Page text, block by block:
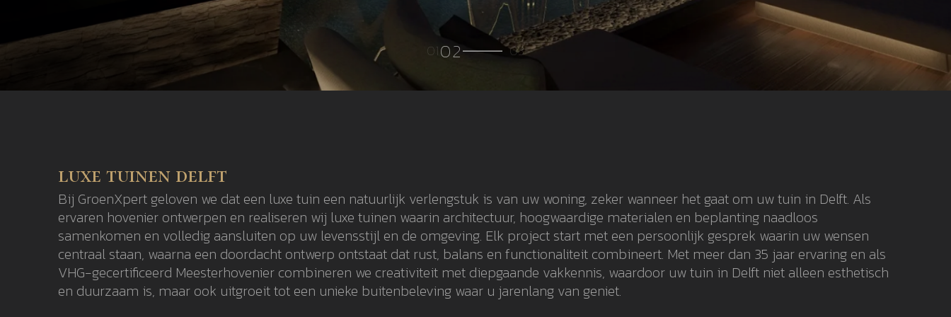
luxe tuinen delft
Bij GroenXpert geloven we dat een luxe tuin een natuurlijk verlengstuk is van uw woning, zeker wanneer het gaat om uw tuin in Delft. Als
ervaren hovenier ontwerpen en realiseren wij luxe tuinen waarin architectuur, hoogwaardige materialen en beplanting naadloos
samenkomen en volledig aansluiten op uw levensstijl en de omgeving. Elk project start met een persoonlijk gesprek waarin uw wensen
centraal staan, waarna een doordacht ontwerp ontstaat dat rust, balans en functionaliteit combineert. Met meer dan 35 jaar ervaring en als
VHG-gecertificeerd Meesterhovenier combineren we creativiteit met diepgaande vakkennis, waardoor uw tuin in Delft niet alleen esthetisch
en duurzaam is, maar ook uitgroeit tot een unieke buitenbeleving waar u jarenlang van geniet.